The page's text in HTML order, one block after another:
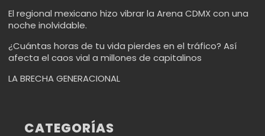
El regional mexicano hizo vibrar la Arena CDMX con una
noche inolvidable.
¿Cuántas horas de tu vida pierdes en el tráfico? Así
afecta el caos vial a millones de capitalinos
LA BRECHA GENERACIONAL
CATEGORÍAS